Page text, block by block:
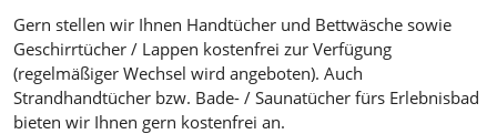
Gern stellen wir Ihnen Handtücher und Bettwäsche sowie
Geschirrtücher / Lappen kostenfrei zur Verfügung
(regelmäßiger Wechsel wird angeboten). Auch
Strandhandtücher bzw. Bade- / Saunatücher fürs Erlebnisbad
bieten wir Ihnen gern kostenfrei an.